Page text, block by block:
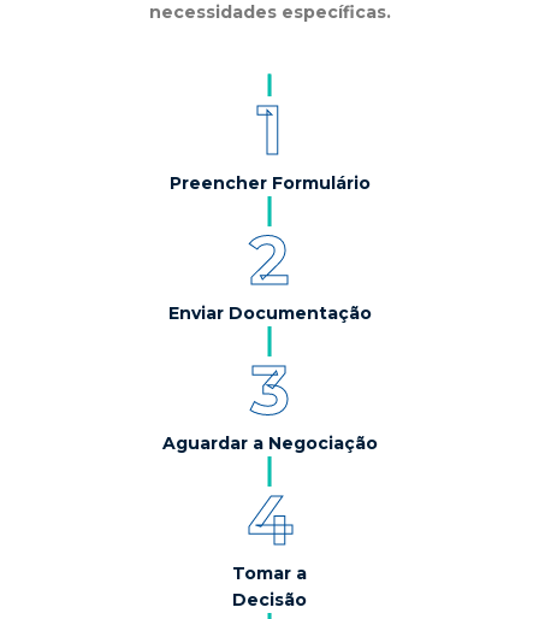
necessidades específicas.
1
Preencher Formulário
2
Enviar Documentação
3
Aguardar a Negociação
4
Tomar a
Decisão